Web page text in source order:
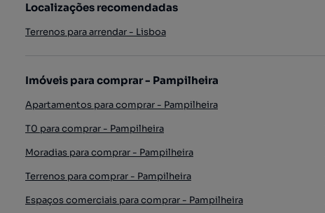
Localizações recomendadas
Terrenos para arrendar - Lisboa
Imóveis para comprar - Pampilheira
Apartamentos para comprar - Pampilheira
T0 para comprar - Pampilheira
Moradias para comprar - Pampilheira
Terrenos para comprar - Pampilheira
Espaços comerciais para comprar - Pampilheira